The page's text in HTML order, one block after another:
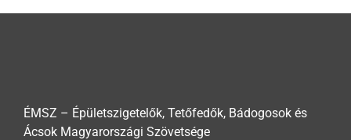
ÉMSZ – Épületszigetelők, Tetőfedők, Bádogosok és
Ácsok Magyarországi Szövetsége